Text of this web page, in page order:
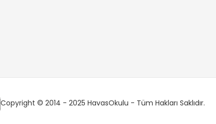
Copyright © 2014 - 2025 HavasOkulu - Tüm Hakları Saklıdır.